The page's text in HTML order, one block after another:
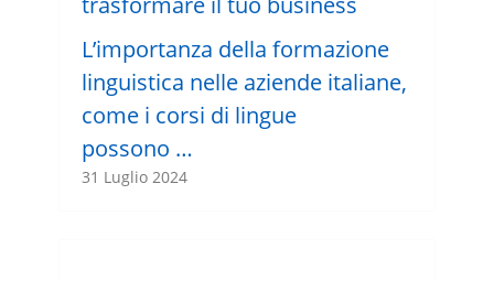
L’importanza della formazione
linguistica nelle aziende italiane,
come i corsi di lingue
possono …
31 Luglio 2024